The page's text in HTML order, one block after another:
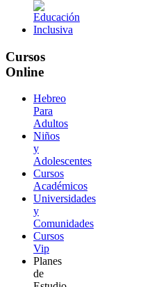
Cursos
Online
Hebreo
Para
Adultos
Niños
y
Adolescentes
Cursos
Académicos
Universidades
y
Comunidades
Cursos
Vip
Planes
de